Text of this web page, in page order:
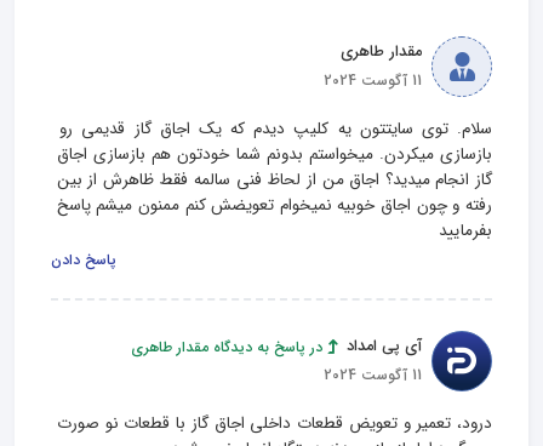
مقدار طاهری
11 آگوست 2024
سلام. توی سایتتون یه کلیپ دیدم که یک اجاق گاز قدیمی رو
بازسازی میکردن. میخواستم بدونم شما خودتون هم بازسازی اجاق
گاز انجام میدید؟ اجاق من از لحاظ فنی سالمه فقط ظاهرش از بین
رفته و چون اجاق خوبیه نمیخوام تعویضش کنم ممنون میشم پاسخ
بفرمایید
پاسخ دادن
آی پی امداد
در پاسخ به دیدگاه مقدار طاهری
11 آگوست 2024
درود، تعمیر و تعویض قطعات داخلی اجاق گاز با قطعات نو صورت